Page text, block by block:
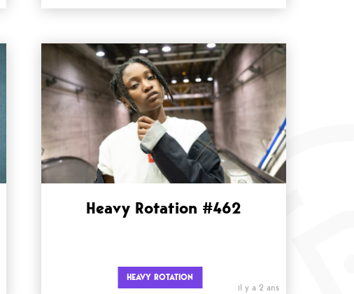
Heavy Rotation #462
HEAVY ROTATION
il y a 2 ans